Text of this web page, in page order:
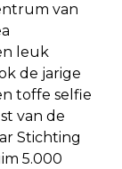
van
leuk
de jarige
toffe selfie
van de
Stichting
5.000